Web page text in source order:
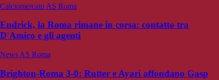
Calciomercato AS Roma
Endrick, la Roma rimane in corsa: contatto tra
D'Amico e gli agenti
News AS Roma
Brighton-Roma 3-0: Rutter e Ayari affondano Gasp